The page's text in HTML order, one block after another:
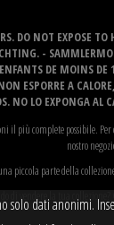
DO NOT EXPOSE
-
DE MOINS
A
NO LO EXPONGA AL
il più complete possibile.
nostro
piccola parte della
di vendere la tua
dati anonimi.